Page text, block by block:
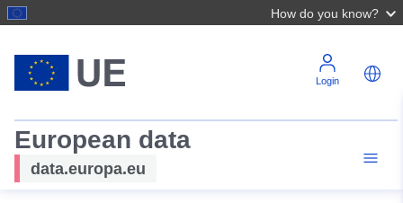
How do you know?
Login
European data
data.europa.eu